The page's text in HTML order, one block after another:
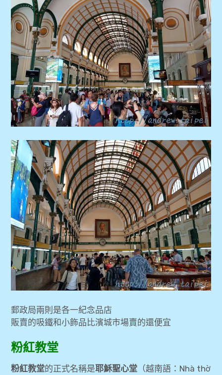
郵政局兩則是各一紀念品店
販賣的吸鐵和小飾品比濱城市場賣的還便宜
粉紅教堂
粉紅教堂的正式名稱是耶穌聖心堂 （越南語：Nhà thờ